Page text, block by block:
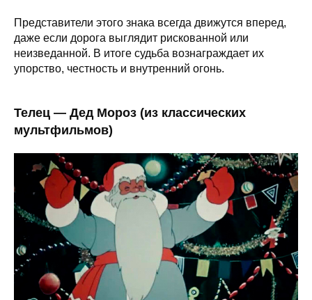
Представители этого знака всегда движутся вперед,
даже если дорога выглядит рискованной или
неизведанной. В итоге судьба вознаграждает их
упорство, честность и внутренний огонь.
Телец — Дед Мороз (из классических
мультфильмов)